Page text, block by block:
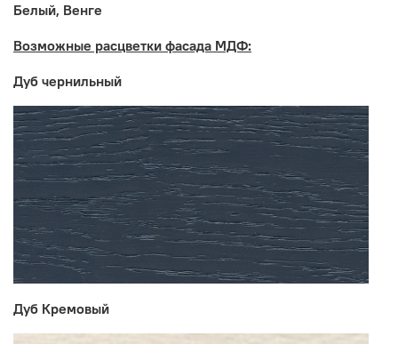
Производитель:
Мебельная фабрика СУРСКАЯ МЕБЕЛЬ
Белый, Венге
Возможные расцветки фасада МДФ:
Дуб чернильный
Дуб Кремовый